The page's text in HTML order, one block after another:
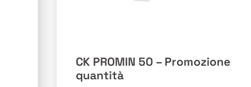
CK PROMIN 50 – Promozione
quantità